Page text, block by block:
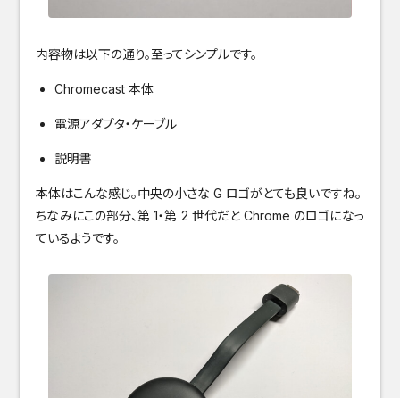
内容物は以下の通り。至ってシンプルです。
Chromecast 本体
電源アダプタ・ケーブル
説明書
本体はこんな感じ。中央の小さな G ロゴがとても良いですね。
ちなみにこの部分、第 1・第 2 世代だと Chrome のロゴになっ
ているようです。